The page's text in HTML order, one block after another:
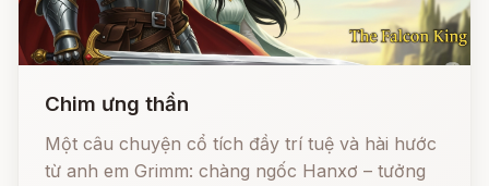
Chim ưng thần
Một câu chuyện cổ tích đầy trí tuệ và hài hước
từ anh em Grimm: chàng ngốc Hanxơ – tưởng